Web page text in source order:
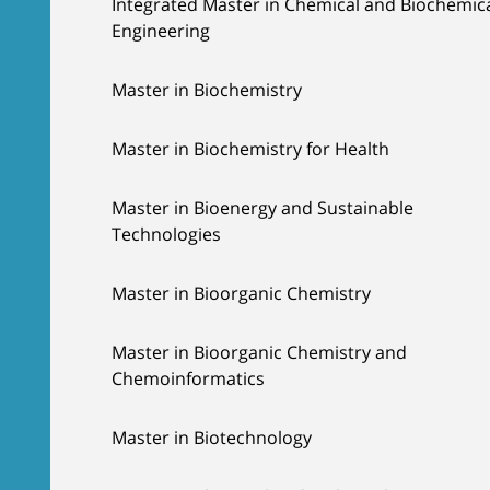
Integrated Master in Chemical and
Engineering
Master in Biochemistry
Master in Biochemistry for Health
Master in Bioenergy and Sustainable
Technologies
Master in Bioorganic Chemistry
Master in Bioorganic Chemistry and
Chemoinformatics
Master in Biotechnology